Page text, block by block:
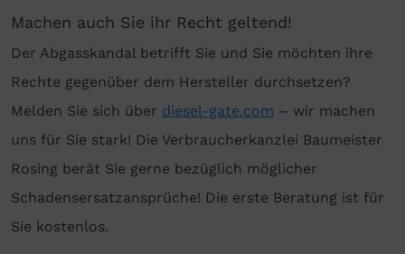
Machen auch Sie ihr Recht geltend!
Der Abgasskandal betrifft Sie und Sie möchten ihre
Rechte gegenüber dem Hersteller durchsetzen?
Melden Sie sich über diesel-gate.com – wir machen
uns für Sie stark! Die Verbraucherkanzlei Baumeister
Rosing berät Sie gerne bezüglich möglicher
Schadensersatzansprüche! Die erste Beratung ist für
Sie kostenlos.